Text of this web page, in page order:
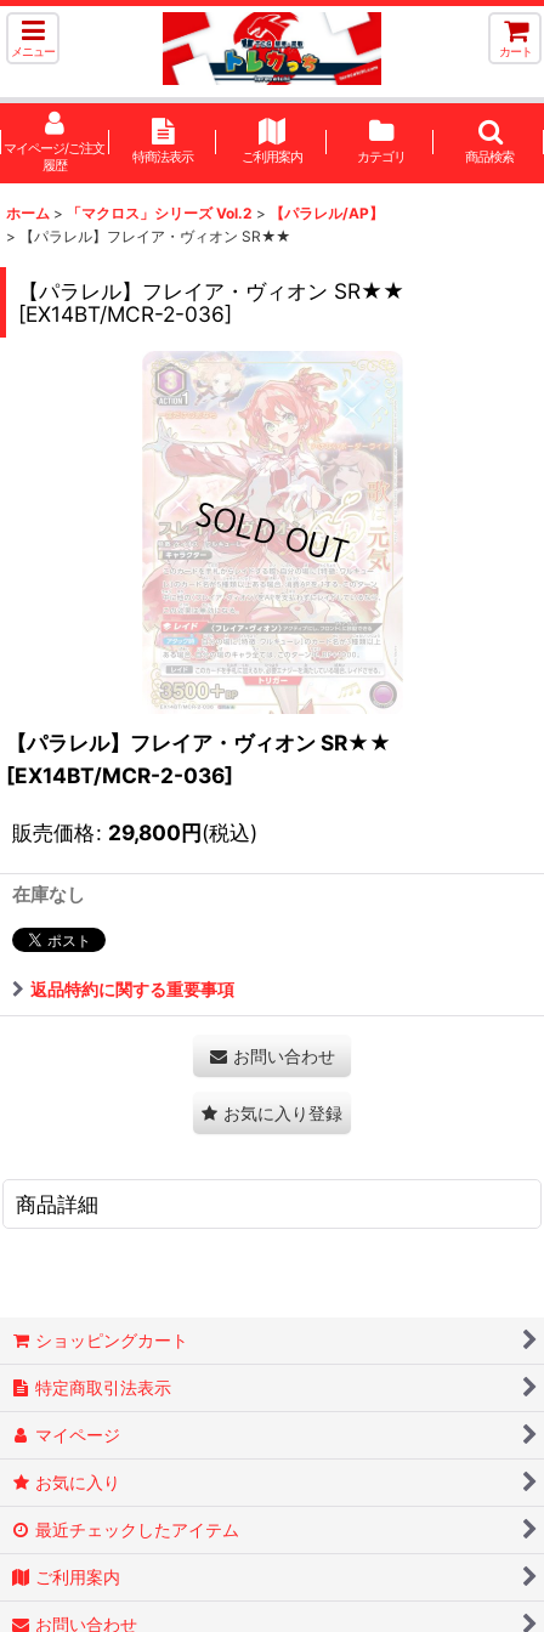
メニュー カート
マイページ/ご注文
履歴
特商法表示 ご利用案内 カテゴリ 商品検索
ホーム > 「マクロス」シリーズ Vol.2 >
【パラレル/AP】
>
【パラレル】フレイア・ヴィオン SR★★
【パラレル】フレイア・ヴィオン SR★★
[EX14BT/MCR-2-036]
【パラレル】フレイア・ヴィオン SR★★
[EX14BT/MCR-2-036]
販売価格: 29,800円(税込)
在庫なし
返品特約に関する重要事項
お問い合わせ
お気に入り登録
商品詳細
ショッピングカート
特定商取引法表示
マイページ
お気に入り
最近チェックしたアイテム
ご利用案内
お問い合わせ